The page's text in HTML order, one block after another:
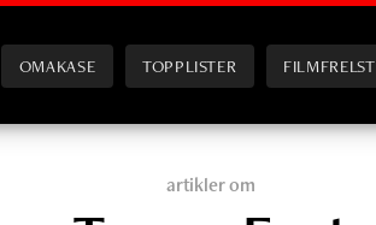
OMAKASE TOPPLISTER FILMFRELST
artikler om